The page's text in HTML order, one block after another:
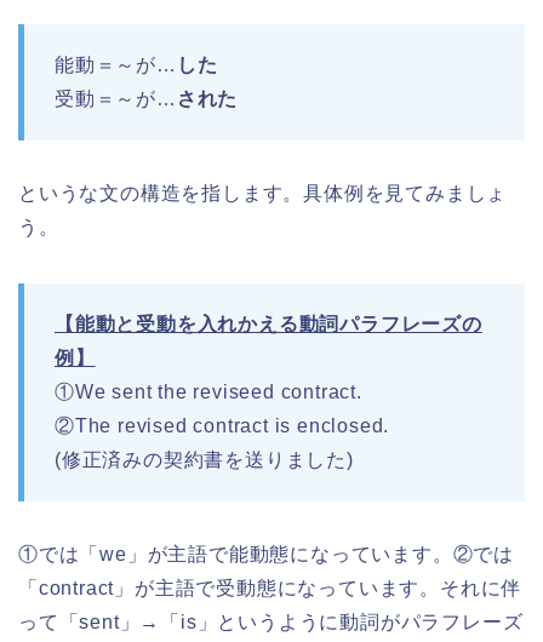
能動＝～が… した
受動＝～が… された
というな文の構造を指します。具体例を見てみましょ
う。
【能動と受動を入れかえる動詞パラフレーズの
例】
①We sent the reviseed contract.
②The revised contract is enclosed.
(修正済みの契約書を送りました)
①では「we」が主語で能動態になっています。②では
「contract」が主語で受動態になっています。それに伴
って「sent」→「is」というように動詞がパラフレーズ